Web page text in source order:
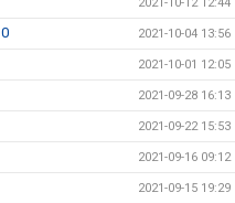
2021-10-04 13:56
2021-10-01 12:05
2021-09-28 16:13
2021-09-22 15:53
2021-09-16 09:12
2021-09-15 19:29